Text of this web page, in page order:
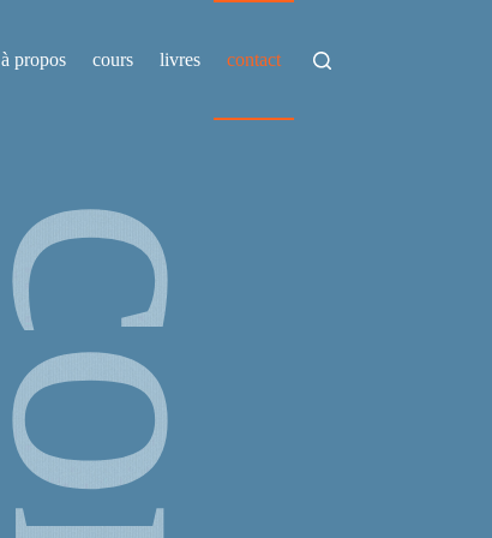
à propos cours livres contact